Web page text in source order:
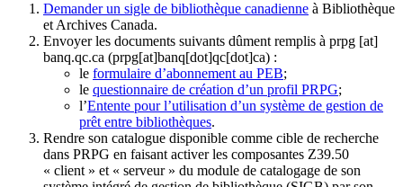
Demander un sigle de bibliothèque canadienne à Bibliothèque
et Archives Canada.
Envoyer les documents suivants dûment remplis à prpg [at]
banq.qc.ca (prpg[at]banq[dot]qc[dot]ca) :
le formulaire d’abonnement au PEB;
le questionnaire de création d’un profil PRPG;
l’Entente pour l’utilisation d’un système de gestion de
prêt entre bibliothèques.
Rendre son catalogue disponible comme cible de recherche
dans PRPG en faisant activer les composantes Z39.50
« client » et « serveur » du module de catalogage de son